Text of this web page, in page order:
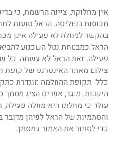
אין מחלוקת, ציינה הרשמת, כי
מכוסות בפוליסה. הראל טוענת
בהקשר למחלה לא פעילה אינן
הראל כמבטחת נטל השכנוע
פעילה. זאת הראל לא עשתה. כל
צילום מאתר האינטרנט של קופת
כלל" תקופת ההחלמה מוגדרת
הישנות. מנגד, אפרים הציג מסמך
עולה כי מחלתו היא מחלה פעילה,
והסתמיות של הראל לפיהן מדובר
כדי לסתור את האמור במסמך.